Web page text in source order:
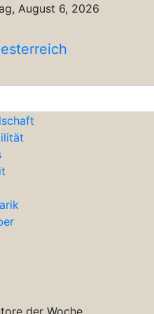
August 6, 2026
Oesterreich
Politik, Kultur
der Woche